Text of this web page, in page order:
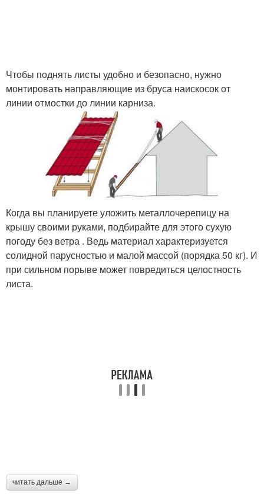
Чтобы поднять листы удобно и безопасно, нужно
монтировать направляющие из бруса наискосок от
линии отмостки до линии карниза.
Когда вы планируете уложить металлочерепицу на
крышу своими руками, подбирайте для этого сухую
погоду без ветра . Ведь материал характеризуется
солидной парусностью и малой массой (порядка 50 кг). И
при сильном порыве может повредиться целостность
листа.
читать дальше →